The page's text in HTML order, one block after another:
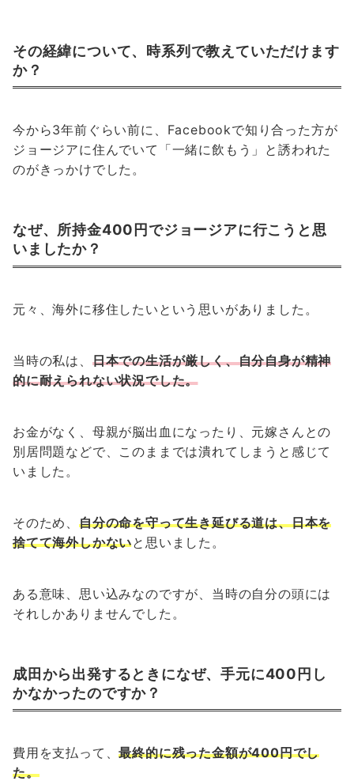
その経緯について、時系列で教えていただけます
か？
今から3年前ぐらい前に、Facebookで知り合った方が
ジョージアに住んでいて「一緒に飲もう」と誘われた
のがきっかけでした。
なぜ、所持金400円でジョージアに行こうと思
いましたか？
元々、海外に移住したいという思いがありました。
当時の私は、 日本での生活が厳しく、自分自身が精神
的に耐えられない状況でした。
お金がなく、母親が脳出血になったり、元嫁さんとの
別居問題などで、このままでは潰れてしまうと感じて
いました。
そのため、 自分の命を守って生き延びる道は、日本を
捨てて海外しかないと思いました。
ある意味、思い込みなのですが、当時の自分の頭には
それしかありませんでした。
成田から出発するときになぜ、手元に400円し
かなかったのですか？
費用を支払って、最終的に残った金額が400円でし
た。